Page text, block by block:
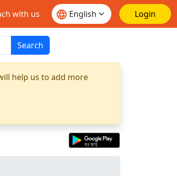
with us Login
Search
help us to add more